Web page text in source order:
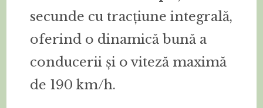
secunde cu tracțiune integrală,
oferind o dinamică bună a
conducerii și o viteză maximă
de 190 km/h.